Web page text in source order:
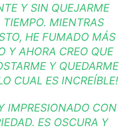
Y SIN QUEJARME
TIEMPO. MIENTRAS
HE FUMADO MÁS
Y AHORA CREO QUE
Y QUEDARME
CUAL ES INCREÍBLE!
IMPRESIONADO CON
ES OSCURA Y